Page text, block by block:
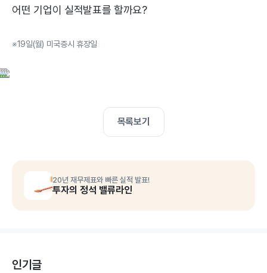
어떤 기업이 실적발표를 할까요?
※19일(월) 미국증시 휴장일
목록보기
20년 재무제표와 빠른 실적 발표!
투자의 정석 밸류라인
인기글